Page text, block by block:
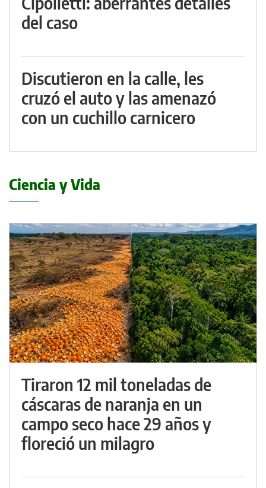
del caso
Discutieron en la calle, les
cruzó el auto y las amenazó
con un cuchillo carnicero
Ciencia y Vida
Tiraron 12 mil toneladas de
cáscaras de naranja en un
campo seco hace 29 años y
floreció un milagro